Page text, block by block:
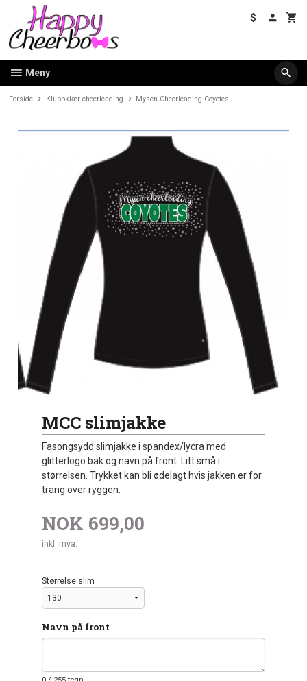
innholdet
Meny
Forside Klubbklær cheerleading Mysen Cheerleading Coyotes
MCC slimjakke
Fasongsydd slimjakke i spandex/lycra med
glitterlogo bak og navn på front. Litt små i
størrelsen. Trykket kan bli ødelagt hvis jakken er for
trang over ryggen.
NOK 699,00
inkl. mva.
Størrelse slim
Navn på front